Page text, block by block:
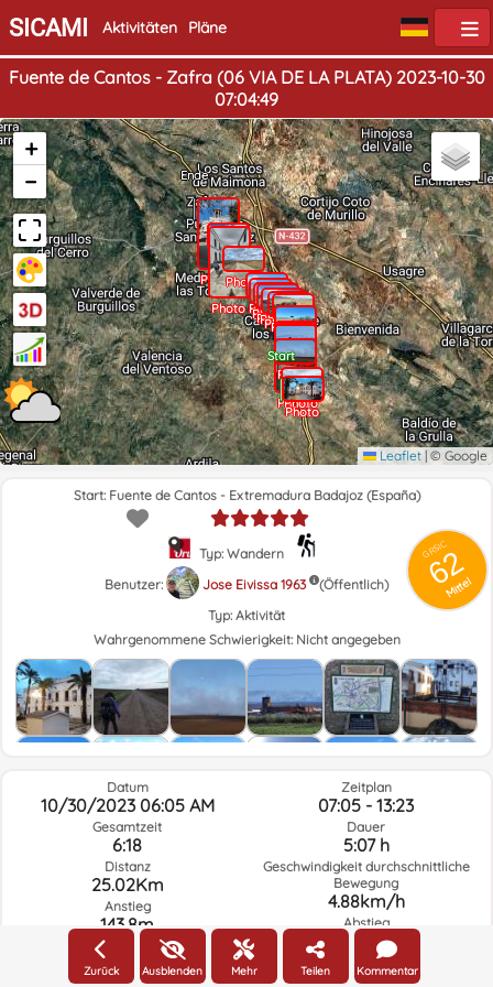
SICAMI Aktivitäten Pläne
Fuente de Cantos - Zafra (06 VIA DE LA PLATA) 2023-10-30
07:04:49
Start
Ende
Photo
Photo
Photo
Photo
Photo
Photo
Photo
Photo
Photo
Photo
Photo
Photo
Photo
Photo
Photo
Photo
Photo
Photo
Photo
Photo
Photo
+
−
Leaflet | © Google
GRSIC
62
Mittel
Start: Fuente de Cantos - Extremadura Badajoz (España)
Typ: Wandern
Benutzer:
Jose Eivissa 1963
(Öffentlich)
Typ: Aktivität
Wahrgenommene Schwierigkeit: Nicht angegeben
Datum
10/30/2023 06:05 AM
Gesamtzeit
6:18
Distanz
25.02Km
Anstieg
143.8m
Zeitplan
07:05 - 13:23
Dauer
5:07 h
Geschwindigkeit durchschnittliche
Bewegung
4.88km/h
Abstieg
219.4m
Zurück Ausblenden Mehr Teilen Kommentar